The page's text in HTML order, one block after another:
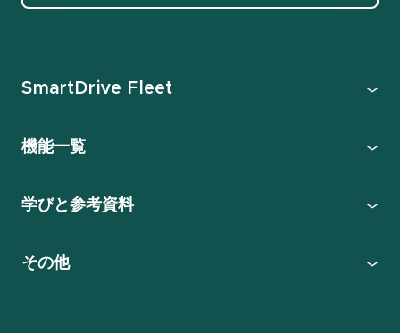
SmartDrive Fleet
機能一覧
学びと参考資料
その他